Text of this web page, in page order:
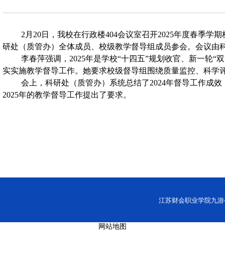
2月20日，我校在行政楼404会议室召开2025年度春季学
研处（质管办）全体成员、校级教学督导组成员参会。会议由
李春萍强调，2025年是学校“十四五”规划收官、新一轮“
实实施教学督导工作。她要求校级督导组围绕质量监控、科
会上，科研处（质管办）系统总结了2024年督导工作成
2025年的教学督导工作提出了要求。
江苏财会职业学院九
网站地图